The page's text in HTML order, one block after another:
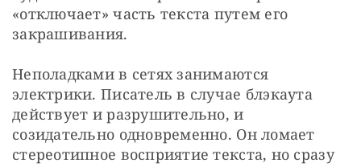
«отключает» часть текста путем его
закрашивания.
Неполадками в сетях занимаются
электрики. Писатель в случае блэкаута
действует и разрушительно, и
созидательно одновременно. Он ломает
стереотипное восприятие текста, но сразу